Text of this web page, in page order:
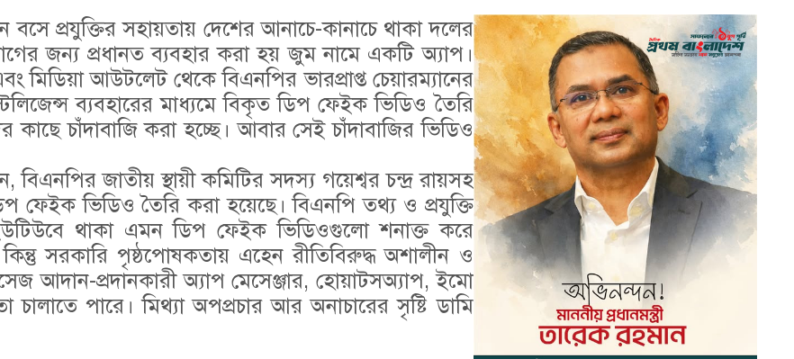
বসে প্রযুক্তির সহায়তায় দেশের আনাচে-কানাচে থাকা দলের
জন্য প্রধানত ব্যবহার করা হয় জুম নামে একটি অ্যাপ।
মিডিয়া আউটলেট থেকে বিএনপির ভারপ্রাপ্ত চেয়ারম্যানের
ব্যবহারের মাধ্যমে বিকৃত ডিপ ফেইক ভিডিও তৈরি
কাছে চাঁদাবাজি করা হচ্ছে। আবার সেই চাঁদাবাজির ভিডিও
জাতীয় স্থায়ী কমিটির সদস্য গয়েশ্বর চন্দ্র রায়সহ
ভিডিও তৈরি করা হয়েছে। বিএনপি তথ্য ও প্রযুক্তি
থাকা এমন ডিপ ফেইক ভিডিওগুলো শনাক্ত করে
সরকারি পৃষ্ঠপোষকতায় এহেন রীতিবিরুদ্ধ অশালীন ও
আদান-প্রদানকারী অ্যাপ মেসেঞ্জার, হোয়াটসঅ্যাপ, ইমো
পারে। মিথ্যা অপপ্রচার আর অনাচারের সৃষ্টি ডামি